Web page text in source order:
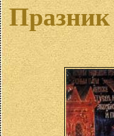
Празник